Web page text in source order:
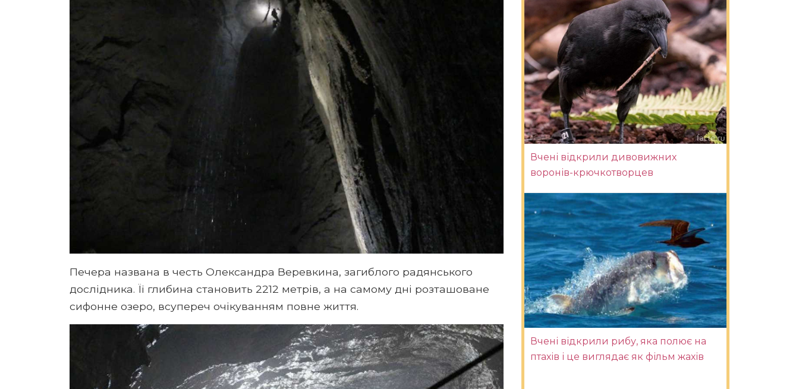
Печера названа в честь Олександра Веревкина, загиблого радянського
дослідника. Її глибина становить 2212 метрів, а на самому дні розташоване
сифонне озеро, всупереч очікуванням повне життя.
Вчені відкрили дивовижних
воронів-крючкотворцев
Вчені відкрили рибу, яка полює на
птахів і це виглядає як фільм жахів